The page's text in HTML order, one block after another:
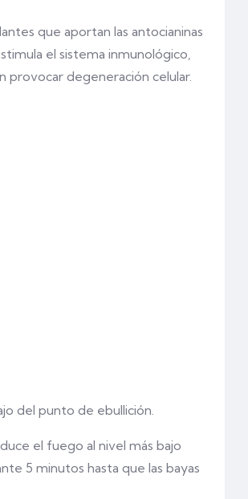
que aportan las antocianinas
el sistema inmunológico,
provocar degeneración celular.
del punto de ebullición.
el fuego al nivel más bajo
5 minutos hasta que las bayas